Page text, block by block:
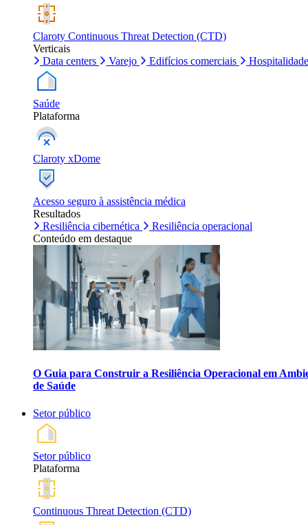
Claroty Continuous Threat Detection (CTD)
Verticais
Data centers
Varejo Edifícios comerciais Hospitalidade
Saúde
Plataforma
Claroty xDome
Acesso seguro à assistência médica
Resultados
Resiliência cibernética
Resiliência operacional
Conteúdo em destaque
O Guia para Construir a Resiliência Operacional em
de Saúde
Setor público
Setor público
Plataforma
Continuous Threat Detection (CTD)